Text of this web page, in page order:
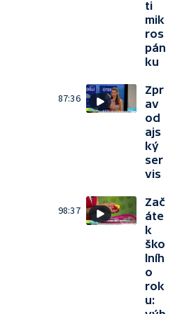
ti
mik
ros
pán
ku
87:36
Zpr
av
od
ajs
ký
ser
vis
98:37
Zač
áte
k
ško
lníh
o
rok
u: